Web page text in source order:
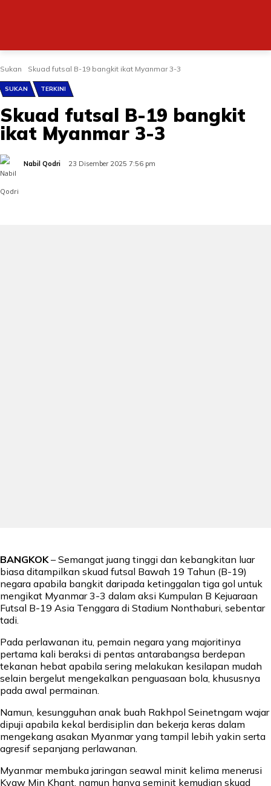
Sukan Skuad futsal B-19 bangkit ikat Myanmar 3-3
SUKAN TERKINI
Skuad futsal B-19 bangkit
ikat Myanmar 3-3
Nabil Qodri 23 Disember 2025 7:56 pm
BANGKOK– Semangat juang tinggi dan kebangkitan luar
biasa ditampilkan skuad futsal Bawah 19 Tahun (B-19)
negara apabila bangkit daripada ketinggalan tiga gol untuk
mengikat Myanmar 3-3 dalam aksi Kumpulan B Kejuaraan
Futsal B-19 Asia Tenggara di Stadium Nonthaburi, sebentar
tadi.
Pada perlawanan itu, pemain negara yang majoritinya
pertama kali beraksi di pentas antarabangsa berdepan
tekanan hebat apabila sering melakukan kesilapan mudah
selain bergelut mengekalkan penguasaan bola, khususnya
pada awal permainan.
Namun, kesungguhan anak buah Rakhpol Seinetngam wajar
dipuji apabila kekal berdisiplin dan bekerja keras dalam
mengekang asakan Myanmar yang tampil lebih yakin serta
agresif sepanjang perlawanan.
Myanmar membuka jaringan seawal minit kelima menerusi
Kyaw Min Khant, namun hanya seminit kemudian skuad